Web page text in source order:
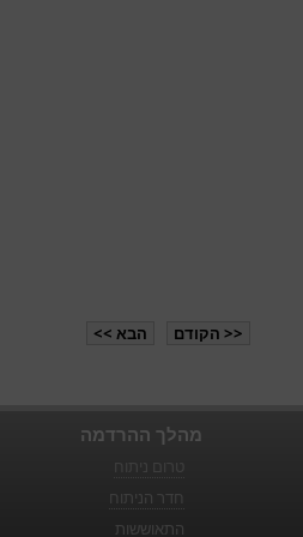
<< הקודם הבא >>
מהלך ההרדמה
חדר הניתוח
התאוששות